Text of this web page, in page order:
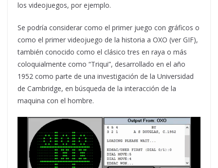
los videojuegos, por ejemplo.
Se podría considerar como el primer juego con gráficos o
como el primer videojuego de la historia a OXO (ver GIF),
también conocido como el clásico tres en raya o más
coloquialmente como “Triqui”, desarrollado en el año
1952 como parte de una investigación de la Universidad
de Cambridge, en búsqueda de la interacción de la
maquina con el hombre.